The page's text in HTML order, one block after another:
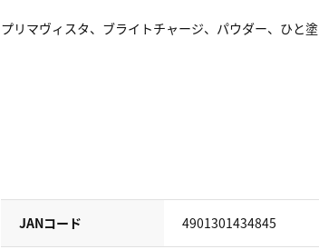
プリマヴィスタ、ブライトチャージ、パウダー、ひと塗
JANコード 4901301434845